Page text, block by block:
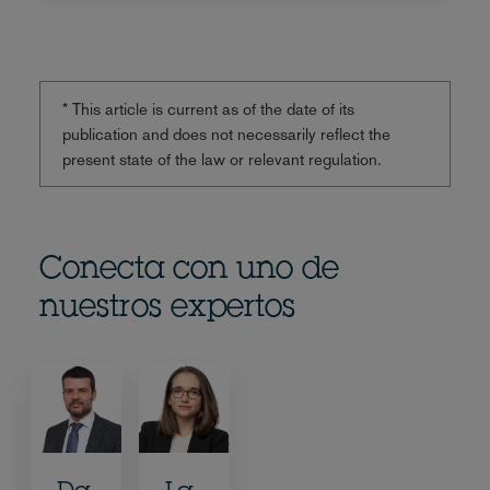
* This article is current as of the date of its
publication and does not necessarily reflect the
present state of the law or relevant regulation.
Conecta con uno de
nuestros expertos